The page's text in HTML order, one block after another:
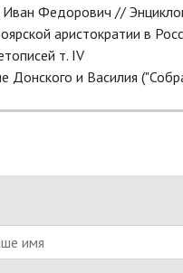
Иван Федорович //
аристократии в
т. IV
Донского и Василия